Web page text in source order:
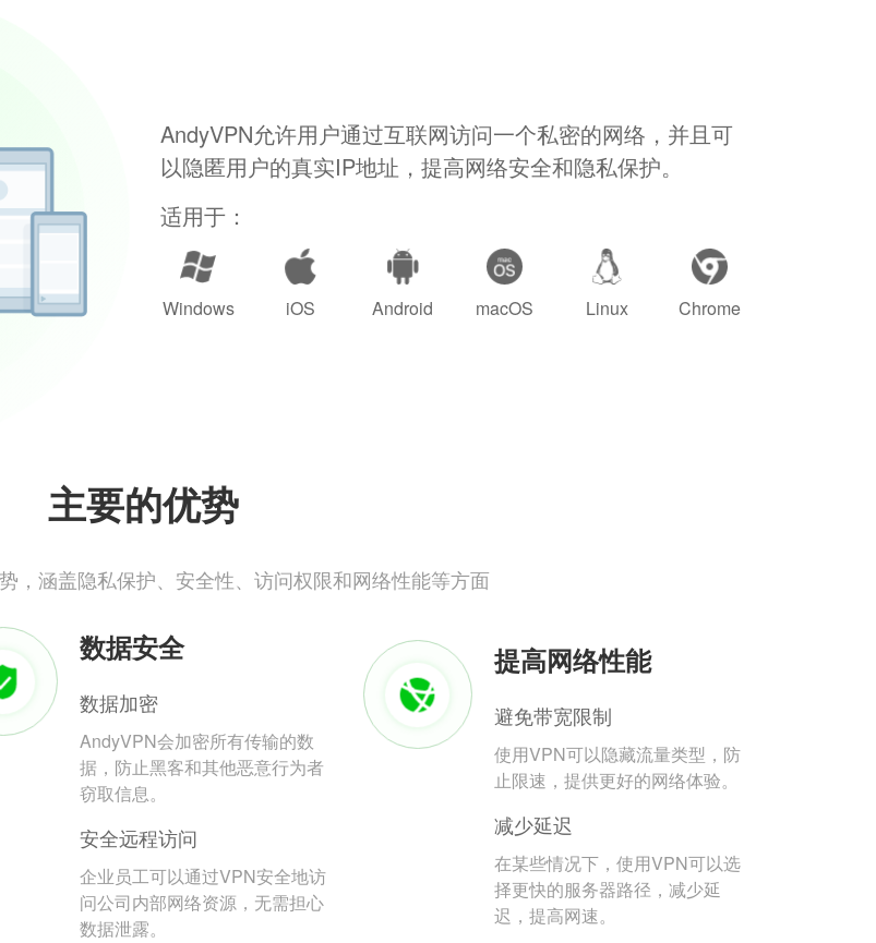
AndyVPN允许用户通过互联网访问一个私密的网络，并且可
以隐匿用户的真实IP地址，提高网络安全和隐私保护。
适用于：
Windows iOS Android macOS Linux Chrome
主要的优势
，涵盖隐私保护、安全性、访问权限和网络性能等方面
数据安全
数据加密
AndyVPN会加密所有传输的数
据，防止黑客和其他恶意行为者
窃取信息。
安全远程访问
企业员工可以通过VPN安全地访
问公司内部网络资源，无需担心
数据泄露。
提高网络性能
避免带宽限制
使用VPN可以隐藏流量类型，防
止限速，提供更好的网络体验。
减少延迟
在某些情况下，使用VPN可以选
择更快的服务器路径，减少延
迟，提高网速。